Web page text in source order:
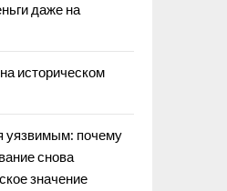
даже на
историческом
уязвимым: почему
снова
значение